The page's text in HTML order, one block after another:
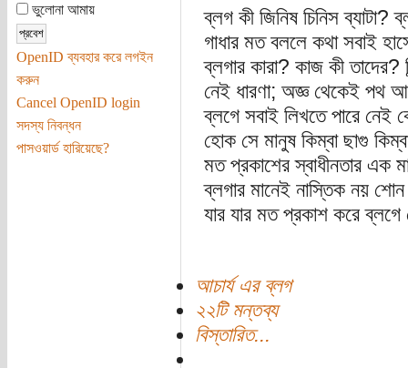
ভুলোনা আমায়
OpenID ব্যবহার করে লগইন
করুন
Cancel OpenID login
সদস্য নিবন্ধন
পাসওয়ার্ড হারিয়েছে?
ব্লগ কী জিনিষ চিনিস ব্যাটা?
গাধার মত বললে কথা সবাই
ব্লগার কারা? কাজ কী তাদের?
নেই ধারণা; অজ্ঞ থেকেই পথ
ব্লগে সবাই লিখতে পারে নেই
হোক সে মানুষ কিম্বা ছাগু
মত প্রকাশের স্বাধীনতার এক
ব্লগার মানেই নাস্তিক নয় শোন
যার যার মত প্রকাশ করে ব্লগে
আচার্য এর ব্লগ
২২টি মন্তব্য
বিস্তারিত...